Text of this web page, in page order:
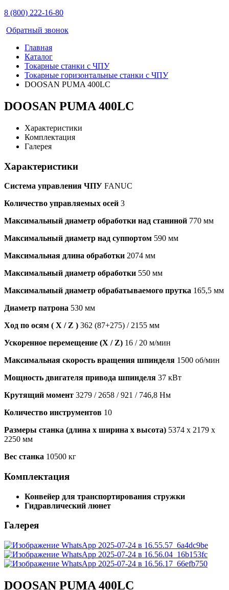
8 (800) 222-16-80
Обратный звонок
Главная
Каталог
Токарные станки с ЧПУ
Токарные горизонтальные станки с ЧПУ
DOOSAN PUMA 400LС
DOOSAN PUMA 400LС
Характеристики
Комплектация
Галерея
Характеристики
Система управления ЧПУ FANUC
Количество управляемых осей 3
Максимальный диаметр обработки над станиной 770 мм
Максимальный диаметр над суппортом 590 мм
Максимальная длина обработки 2074 мм
Максимальный диаметр обработки 550 мм
Максимальный диаметр обрабатываемого прутка 165,5 мм
Диаметр патрона 530 мм
Ход по осям ( X / Z ) 362 (87+275) / 2155 мм
Ускоренное перемещение (X / Z) 16 / 20 м/мин
Максимальная скорость вращения шпинделя 1500 об/мин
Мощность двигателя привода шпинделя 37 кВт
Крутящий момент 3279 / 2658 / 921 / 746,8 Нм
Количество инструментов 10
Размеры станка (длина х ширина х высота) 5374 x 2179 x
2250 мм
Вес станка 10500 кг
Комплектация
Конвейер для транспортирования стружки
Гидравлический люнет
Галерея
DOOSAN PUMA 400LС